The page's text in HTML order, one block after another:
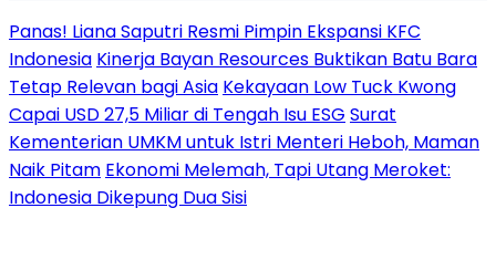
Panas! Liana Saputri Resmi Pimpin Ekspansi KFC
Indonesia Kinerja Bayan Resources Buktikan Batu Bara
Tetap Relevan bagi Asia Kekayaan Low Tuck Kwong
Capai USD 27,5 Miliar di Tengah Isu ESG Surat
Kementerian UMKM untuk Istri Menteri Heboh, Maman
Naik Pitam Ekonomi Melemah, Tapi Utang Meroket:
Indonesia Dikepung Dua Sisi